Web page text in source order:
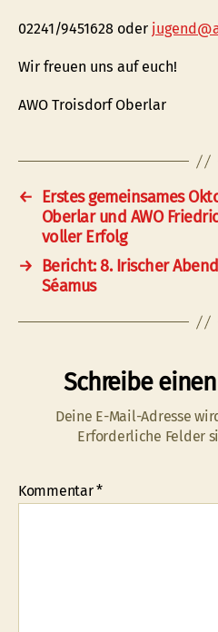
02241/9451628 oder
Wir freuen uns auf euch!
AWO Troisdorf Oberlar
← Erstes gemeinsames
Oberlar und AWO
voller Erfolg
→ Bericht: 8. Irischer
Séamus
Schreibe
Deine E-Mail-Adresse
Erforderliche Felder
Kommentar*